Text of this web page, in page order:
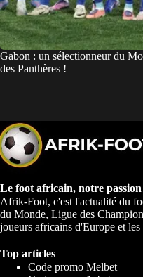
Gabon : un sélectionneur du
des Panthères !
Le foot africain, notre passion
Afrik-Foot, c'est l'actualité du
du Monde, Ligue des
joueurs africains d'Europe et
Top articles
Code promo Melbet